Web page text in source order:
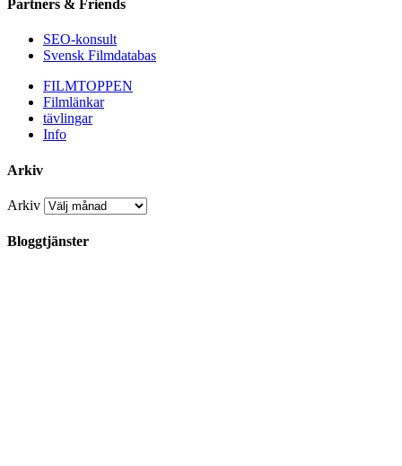
Partners & Friends
SEO-konsult
Svensk Filmdatabas
FILMTOPPEN
Filmlänkar
tävlingar
Info
Arkiv
Arkiv
Bloggtjänster